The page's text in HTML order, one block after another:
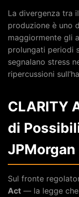
La divergenza tra
produzione è uno
maggiormente gli
prolungati periodi
segnalano stress
ripercussioni
CLARITY
di
JPMorgan
Sul fronte
Act — la legge